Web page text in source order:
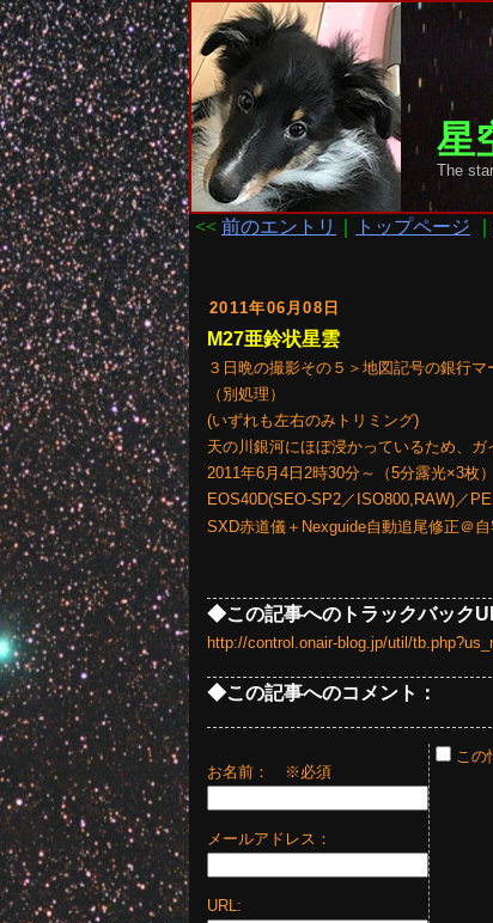
星
The
<< 前のエントリ トップページ
2011年06月08日
M27亜鈴状星雲
３日晩の撮影その５＞地図記号の銀行マ
（別処理）
(いずれも左右のみトリミング)
天の川銀河にほぼ浸かっているため、ガ
2011年6月4日2時30分～（5分露光×3枚）
EOS40D(SEO-SP2／ISO800,RAW)／
SXD赤道儀＋Nexguide自動追尾修正＠
◆この記事へのトラックバック
http://control.onair-blog.jp/util/
◆この記事へのコメント：
お名前： ※必須
メールアドレス：
URL:
この